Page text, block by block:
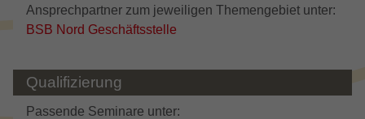
Ansprechpartner zum jeweiligen Themengebiet unter:
BSB Nord Geschäftsstelle
Qualifizierung
Passende Seminare unter: